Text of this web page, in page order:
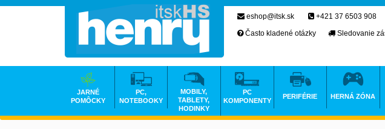
eshop@itsk.sk +421 37 6503 908
Často kladené otázky
Sledovanie
JARNÉ
POMÔCKY
PC,
NOTEBOOKY
MOBILY,
TABLETY,
HODINKY
PC
KOMPONENTY
PERIFÉRIE HERNÁ ZÓNA